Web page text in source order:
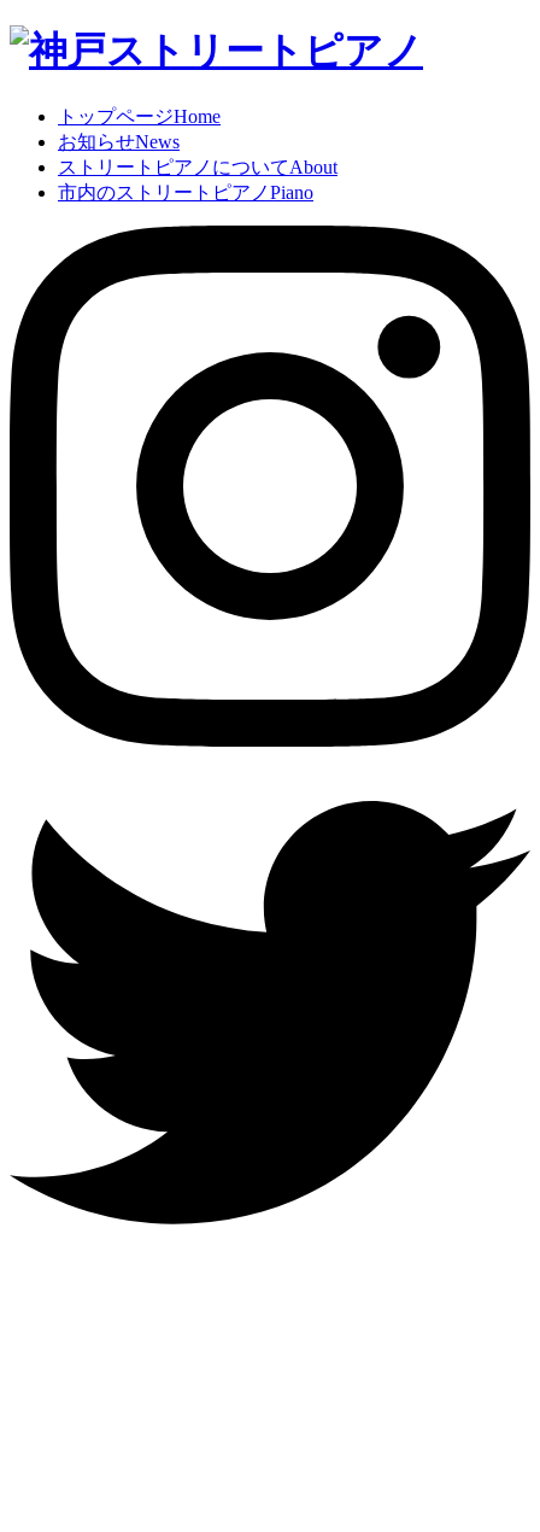
トップページHome
お知らせNews
ストリートピアノについてAbout
市内のストリートピアノPiano